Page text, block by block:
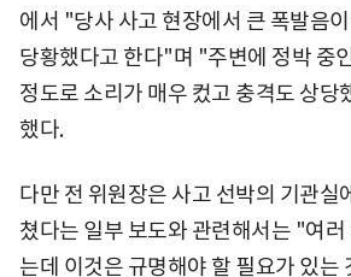
에서 "당사 사고 현장에서 큰 폭발음
당황했다고 한다"며 "주변에 정박 중
정도로 소리가 매우 컸고 충격도 상당
했다.
다만 전 위원장은 사고 선박의 기관실
쳤다는 일부 보도와 관련해서는 "여
는데 이것은 규명해야 할 필요가 있는